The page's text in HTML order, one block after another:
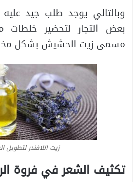
وبالتالي يوجد طلب جيد
بعض التجار لتحضير خلطات
مسمى زيت الحشيش بشكل
زيت اللافندر لتطويل
تكثيف الشعر في فروة